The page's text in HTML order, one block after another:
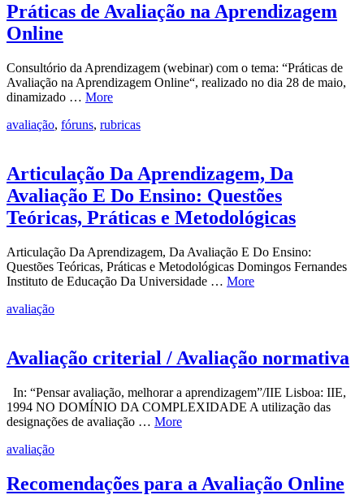
Práticas de Avaliação na Aprendizagem
Online
Consultório da Aprendizagem (webinar) com o tema: “Práticas de
Avaliação na Aprendizagem Online“, realizado no dia 28 de maio,
dinamizado … More
avaliação, fóruns, rubricas
Articulação Da Aprendizagem, Da
Avaliação E Do Ensino: Questões
Teóricas, Práticas e Metodológicas
Articulação Da Aprendizagem, Da Avaliação E Do Ensino:
Questões Teóricas, Práticas e Metodológicas Domingos Fernandes
Instituto de Educação Da Universidade … More
avaliação
Avaliação criterial / Avaliação normativa
In: “Pensar avaliação, melhorar a aprendizagem”/IIE Lisboa: IIE,
1994 NO DOMÍNIO DA COMPLEXIDADE A utilização das
designações de avaliação … More
avaliação
Recomendações para a Avaliação Online